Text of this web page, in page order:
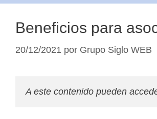
Beneficios para
20/12/2021 por Grupo Siglo WEB
A este contenido pueden